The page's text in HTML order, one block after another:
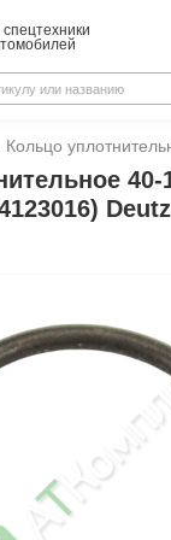
Кольцо уплотнительное 40-
40-
Deutz